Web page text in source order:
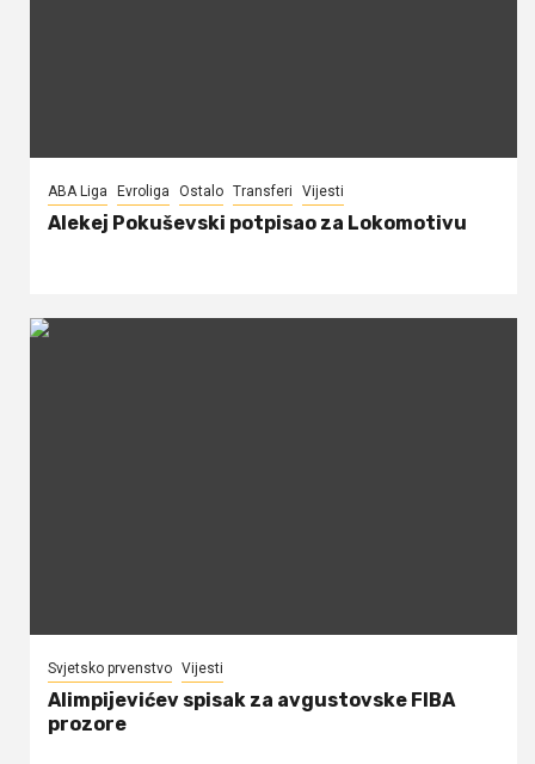
ABA Liga Evroliga Ostalo Transferi Vijesti
Alekej Pokuševski potpisao za Lokomotivu
Svjetsko prvenstvo Vijesti
Alimpijevićev spisak za avgustovske FIBA
prozore